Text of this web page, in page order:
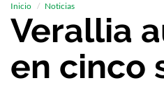
Inicio Noticias
Verallia
en cinco